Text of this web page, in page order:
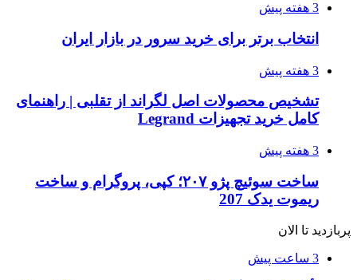
3 هفته پیش
انتخاب برتر برای خرید سرور در بازار ایران
3 هفته پیش
تشخیص محصولات اصل لگراند از تقلبی | راهنمای
کامل خرید تجهیزات Legrand
3 هفته پیش
ساخت سوئیچ پژو ۲۰۷؛ کپی، پروگرام و ساخت
ریموت یدک 207
پربازدید تا الان
3 ساعت پیش